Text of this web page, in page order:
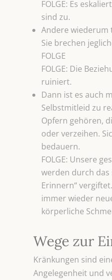
FOLGE: Es
sind zu.
Andere wiederum
Sie brechen
FOLGE
FOLGE: Die
ruiniert.
Dann ist es auch
Selbstmitleid zu
Opfern gehören,
oder verzeihen.
bedauern.
FOLGE: Unsere
werden durch das
Erinnern“
immer wieder
körperliche
Wege zur
Kränkungen sind
Angelegenheit und